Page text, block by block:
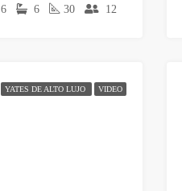
6 6 30 12
YATES DE ALTO LUJO VIDEO